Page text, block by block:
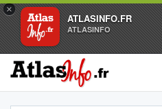
×
ATLASINFO.FR
ATLASINFO